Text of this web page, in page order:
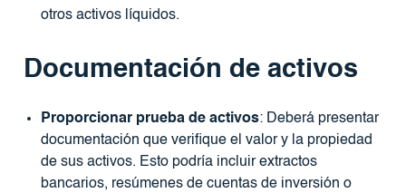
otros activos líquidos.
Documentación de activos
Proporcionar prueba de activos: Deberá presentar
documentación que verifique el valor y la propiedad
de sus activos. Esto podría incluir extractos
bancarios, resúmenes de cuentas de inversión o